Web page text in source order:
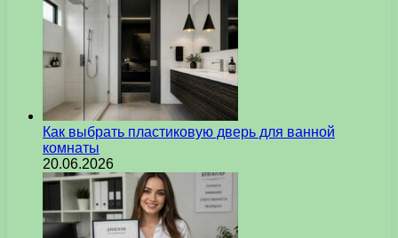
Как выбрать пластиковую дверь для ванной
комнаты
20.06.2026